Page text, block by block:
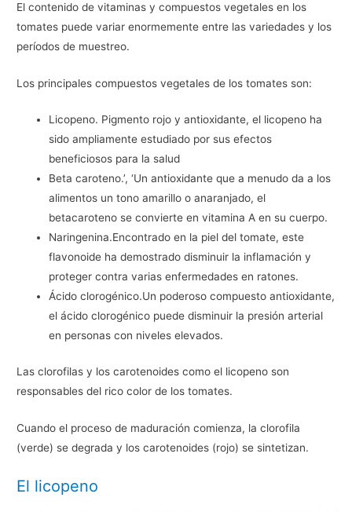
El contenido de vitaminas y compuestos vegetales en los
tomates puede variar enormemente entre las variedades y los
períodos de muestreo.
Los principales compuestos vegetales de los tomates son:
Licopeno. Pigmento rojo y antioxidante, el licopeno ha
sido ampliamente estudiado por sus efectos
beneficiosos para la salud
Beta caroteno.’, ‘Un antioxidante que a menudo da a los
alimentos un tono amarillo o anaranjado, el
betacaroteno se convierte en vitamina A en su cuerpo.
Naringenina.Encontrado en la piel del tomate, este
flavonoide ha demostrado disminuir la inflamación y
proteger contra varias enfermedades en ratones.
Ácido clorogénico.Un poderoso compuesto antioxidante,
el ácido clorogénico puede disminuir la presión arterial
en personas con niveles elevados.
Las clorofilas y los carotenoides como el licopeno son
responsables del rico color de los tomates.
Cuando el proceso de maduración comienza, la clorofila
(verde) se degrada y los carotenoides (rojo) se sintetizan.
El licopeno